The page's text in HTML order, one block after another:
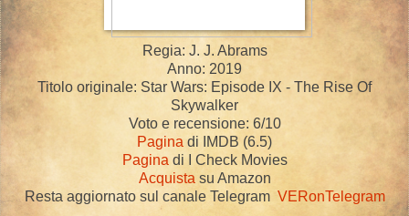
Regia: J. J. Abrams
Anno: 2019
Titolo originale: Star Wars: Episode IX - The Rise Of
Skywalker
Voto e recensione: 6/10
Pagina di IMDB (6.5)
Pagina di I Check Movies
Acquista su Amazon
Resta aggiornato sul canale Telegram VERonTelegram